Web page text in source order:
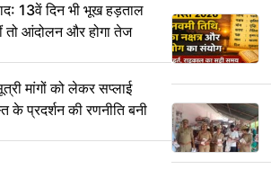
13वें दिन भी भूख हड़ताल
तो आंदोलन और होगा तेज
मांगों को लेकर सप्लाई
के प्रदर्शन की रणनीति बनी